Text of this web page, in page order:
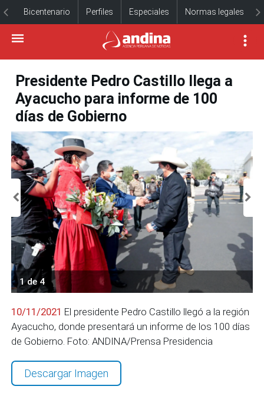
Bicentenario Perfiles Especiales Normas legales
Presidente Pedro Castillo llega a
Ayacucho para informe de 100
días de Gobierno
1 de 4
10/11/2021 El presidente Pedro Castillo llegó a la región
Ayacucho, donde presentará un informe de los 100 días
de Gobierno. Foto: ANDINA/Prensa Presidencia
Descargar Imagen